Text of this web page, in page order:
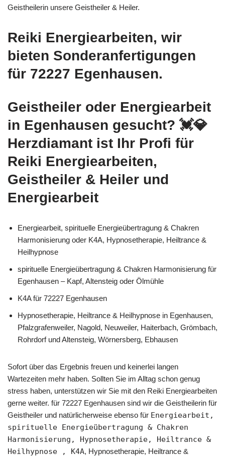
Geistheilerin unsere Geistheiler & Heiler.
Reiki Energiearbeiten, wir
bieten Sonderanfertigungen
für 72227 Egenhausen.
Geistheiler oder Energiearbeit
in Egenhausen gesucht? 💓️💎
Herzdiamant ist Ihr Profi für
Reiki Energiearbeiten,
Geistheiler & Heiler und
Energiearbeit
Energiearbeit, spirituelle Energieübertragung & Chakren
Harmonisierung oder K4A, Hypnosetherapie, Heiltrance &
Heilhypnose
spirituelle Energieübertragung & Chakren Harmonisierung für
Egenhausen – Kapf, Altensteig oder Ölmühle
K4A für 72227 Egenhausen
Hypnosetherapie, Heiltrance & Heilhypnose in Egenhausen,
Pfalzgrafenweiler, Nagold, Neuweiler, Haiterbach, Grömbach,
Rohrdorf und Altensteig, Wörnersberg, Ebhausen
Sofort über das Ergebnis freuen und keinerlei langen
Wartezeiten mehr haben. Sollten Sie im Alltag schon genug
stress haben, unterstützen wir Sie mit den Reiki Energiearbeiten
gerne weiter. für 72227 Egenhausen sind wir die Geistheilerin für
Geistheiler und natürlicherweise ebenso für Energiearbeit,
spirituelle Energieübertragung & Chakren
Harmonisierung, Hypnosetherapie, Heiltrance &
Heilhypnose , K4A, Hypnosetherapie, Heiltrance &